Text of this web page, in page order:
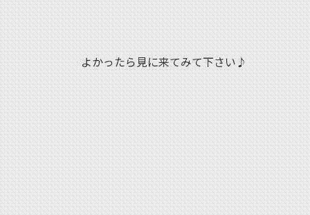
よかったら見に来てみて下さい♪